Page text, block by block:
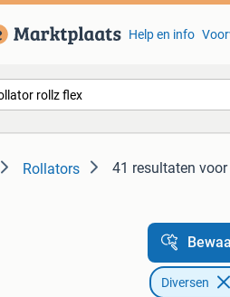
Help en info
Rollators 41 resultaten
Diversen